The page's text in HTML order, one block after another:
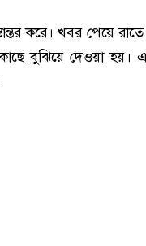
করে। খবর পেয়ে
বুঝিয়ে দেওয়া হয়।